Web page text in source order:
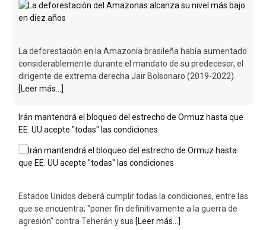
La deforestación en la Amazonía brasileña había aumentado
considerablemente durante el mandato de su predecesor, el
dirigente de extrema derecha Jair Bolsonaro (2019-2022).
[Leer más...]
Irán mantendrá el bloqueo del estrecho de Ormuz hasta que
EE. UU acepte "todas" las condiciones
Estados Unidos deberá cumplir todas la condiciones, entre las
que se encuentra; "poner fin definitivamente a la guerra de
agresión" contra Teherán y sus [Leer más...]